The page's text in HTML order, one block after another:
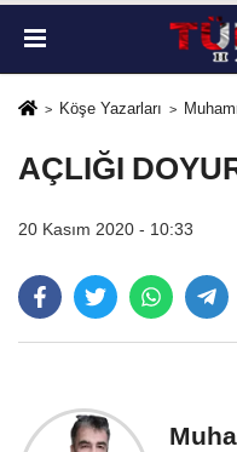
Köşe Yazarları
AÇLIĞI
20 Kasım 2020 - 10:33